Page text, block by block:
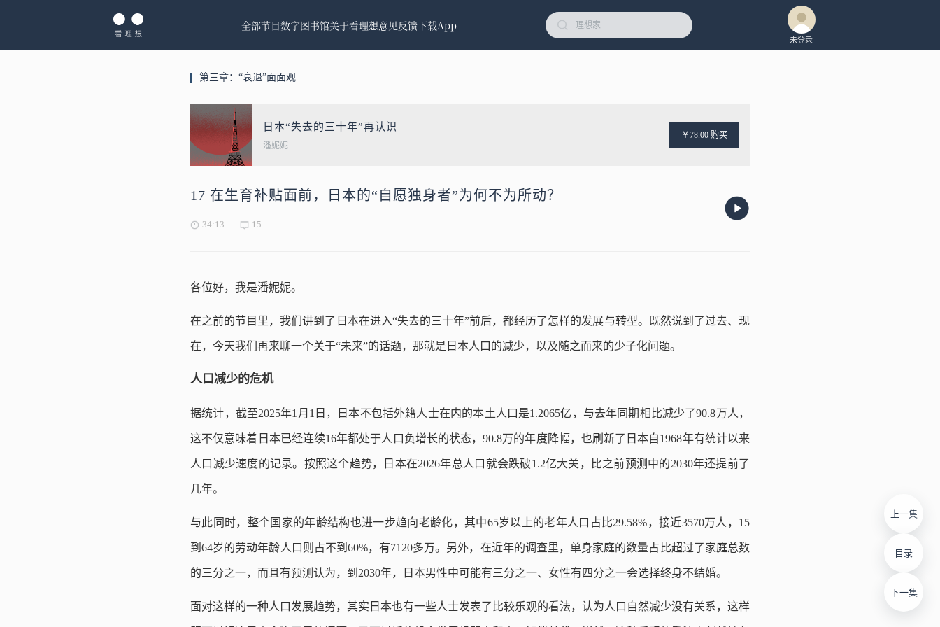
全部节目数字图书馆关于看理想意见反馈下载App
未登录
第三章：“衰退”面面观
日本“失去的三十年”再认识
潘妮妮
￥78.00 购买
17 在生育补贴面前，日本的“自愿独身者”为何不为所动？
34:13 15
上一集
目录
下一集
各位好，我是潘妮妮。
在之前的节目里，我们讲到了日本在进入“失去的三十年”前后，都经历了怎样的发展与转型。既然说到了过去、现
在，今天我们再来聊一个关于“未来”的话题，那就是日本人口的减少，以及随之而来的少子化问题。
人口减少的危机
据统计，截至2025年1月1日，日本不包括外籍人士在内的本土人口是1.2065亿，与去年同期相比减少了90.8万人，
这不仅意味着日本已经连续16年都处于人口负增长的状态，90.8万的年度降幅，也刷新了日本自1968年有统计以来
人口减少速度的记录。按照这个趋势，日本在2026年总人口就会跌破1.2亿大关，比之前预测中的2030年还提前了
几年。
与此同时，整个国家的年龄结构也进一步趋向老龄化，其中65岁以上的老年人口占比29.58%，接近3570万人，15
到64岁的劳动年龄人口则占不到60%，有7120多万。另外，在近年的调查里，单身家庭的数量占比超过了家庭总数
的三分之一，而且有预测认为，到2030年，日本男性中可能有三分之一、女性有四分之一会选择终身不结婚。
面对这样的一种人口发展趋势，其实日本也有一些人士发表了比较乐观的看法，认为人口自然减少没有关系，这样